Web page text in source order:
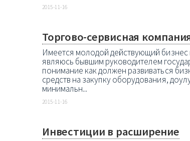
2015-11-16
Торгово-сервисная
Имеется молодой действующий бизнес
являюсь бывшим руководителем
понимание как должен развиваться
средств на закупку оборудования,
минимальн...
2015-11-16
Инвестиции в расширение